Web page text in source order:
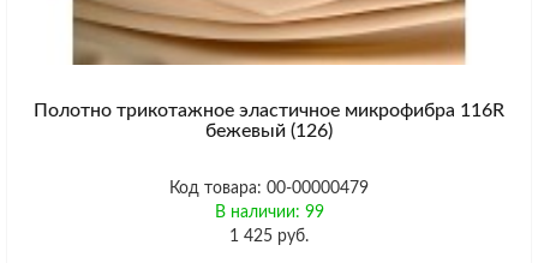
Полотно трикотажное эластичное микрофибра 116R
бежевый (126)
Код товара: 00-00000479
В наличии: 99
1 425 руб.